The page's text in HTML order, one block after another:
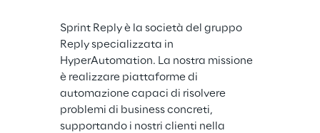
Sprint Reply è la società del gruppo
Reply specializzata in
HyperAutomation. La nostra missione
è realizzare piattaforme di
automazione capaci di risolvere
problemi di business concreti,
supportando i nostri clienti nella